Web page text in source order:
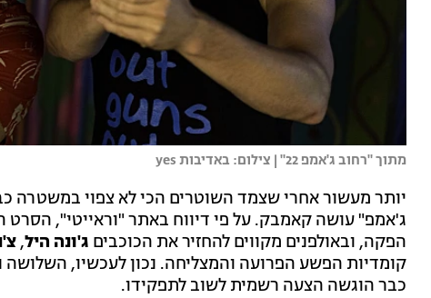
מתוך "רחוב ג'אמפ 22" | צילום: באדיבות yes
יותר מעשור אחרי שצמד השוטרים הכי לא צפוי
הפקה, ובאולפנים מקווים להחזיר את הכוכבים ג'ונה היל,
קומדיות הפשע הפרועה והמצליחה. נכון לעכשיו,
כבר הוגשה הצעה רשמית לשוב לתפקידו.